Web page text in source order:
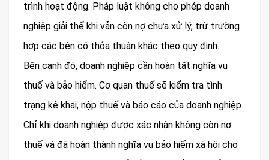
trình hoạt động. Pháp luật không cho phép doanh
nghiệp giải thể khi vẫn còn nợ chưa xử lý, trừ trường
hợp các bên có thỏa thuận khác theo quy định.
Bên cạnh đó, doanh nghiệp cần hoàn tất nghĩa vụ
thuế và bảo hiểm. Cơ quan thuế sẽ kiểm tra tình
trạng kê khai, nộp thuế và báo cáo của doanh nghiệp.
Chỉ khi doanh nghiệp được xác nhận không còn nợ
thuế và đã hoàn thành nghĩa vụ bảo hiểm xã hội cho